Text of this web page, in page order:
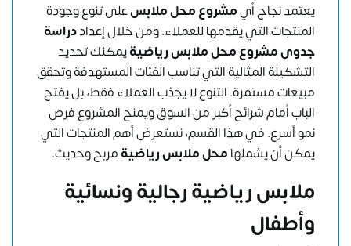
يعتمد نجاح أيمشروع محل ملابسعلى تنوع وجودة
المنتجات التي يقدمها للعملاء. ومن خلال إعداددراسة
جدوى مشروع محل ملابس رياضيةيمكنك تحديد
التشكيلة المثالية التي تناسب الفئات المستهدفة وتحقق
مبيعات مستمرة. التنوع لا يجذب العملاء فقط، بل يفتح
الباب أمام شرائح أكبر من السوق ويمنح المشروع فرص
نمو أسرع. في هذا القسم، نستعرض أهم المنتجات التي
يمكن أن يشملهامحل ملابس رياضيةمربح وحديث.
ملابس رياضية رجالية ونسائية
وأطفال